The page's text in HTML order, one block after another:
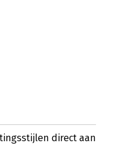
direct aan